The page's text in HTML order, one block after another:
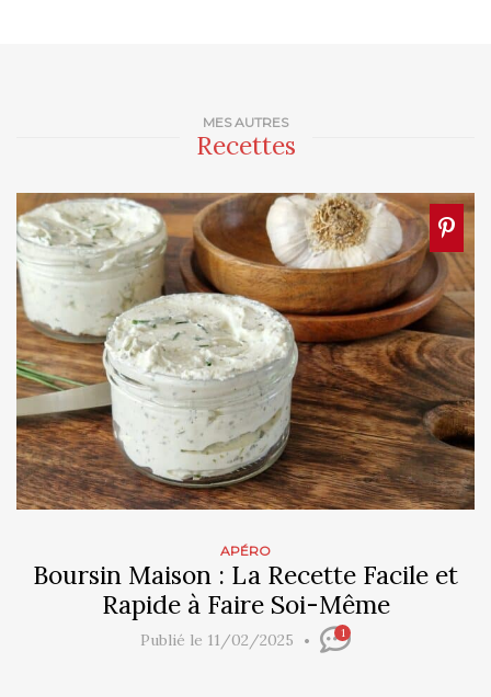
MES AUTRES
Recettes
APÉRO
Boursin Maison : La Recette Facile et
Rapide à Faire Soi-Même
Publié le 11/02/2025 1